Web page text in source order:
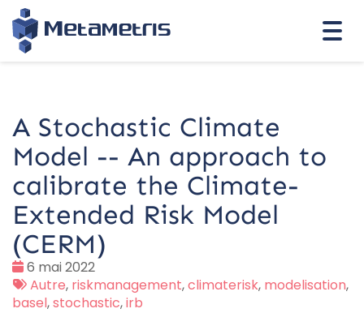
A Stochastic Climate
Model -- An approach to
calibrate the Climate-
Extended Risk Model
(CERM)
Date
:
6 mai 2022
Tags
:
Autre, riskmanagement,climaterisk, modelisation,
basel,stochastic,irb